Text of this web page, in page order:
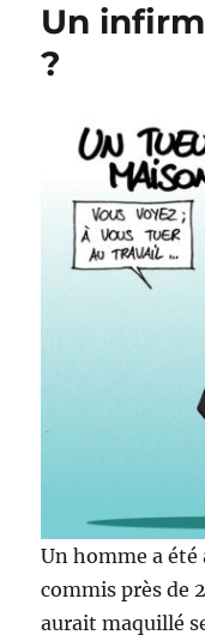
Un
?
Un homme a été
commis près de
aurait maquillé